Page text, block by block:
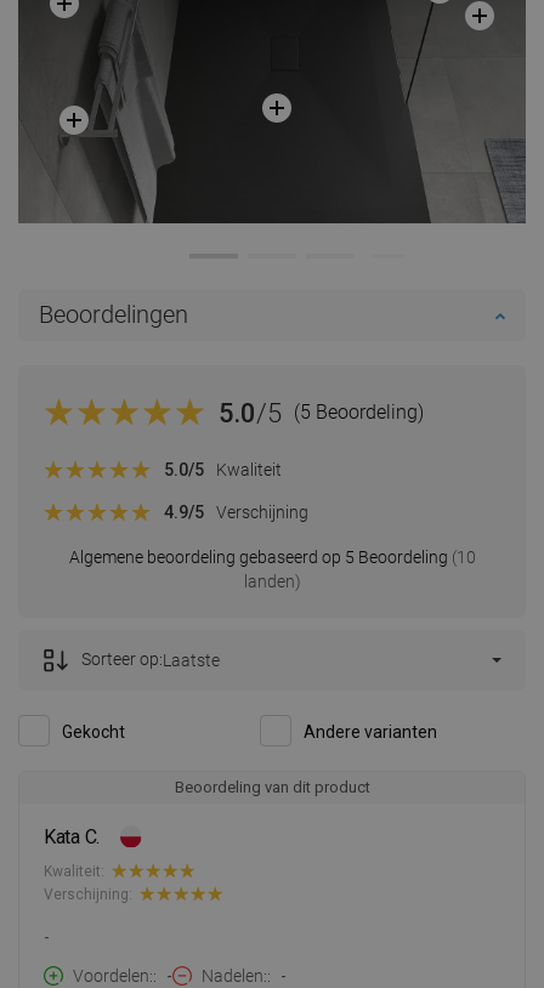
Beoordelingen
5.0/5 (5 Beoordeling)
Algemene beoordeling gebaseerd op 5 Beoordeling (10
landen)
5.0/5 Kwaliteit
4.9/5 Verschijning
Gekocht Andere varianten
Sorteer op:Laatste
Beoordeling van dit product
Kata C.
Kwaliteit:
Verschijning:
-
Voordelen:
- Nadelen: -